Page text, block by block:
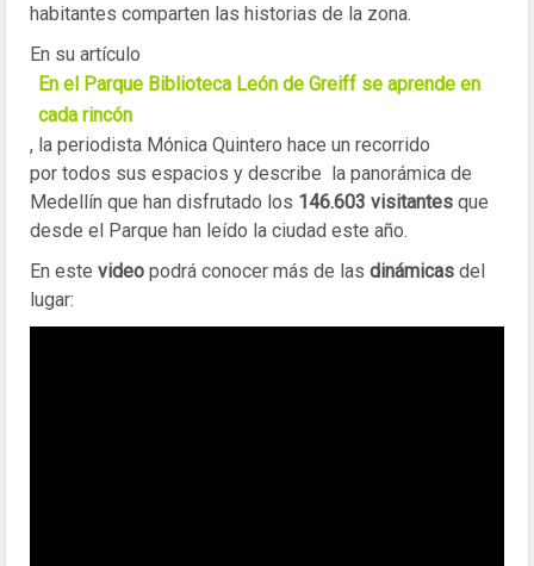
habitantes comparten las historias de la zona.
En su artículo
En el Parque Biblioteca León de Greiff se aprende en
cada rincón
, la periodista Mónica Quintero hace un recorrido
por todos sus espacios y describe la panorámica de
Medellín que han disfrutado los 146.603 visitantes que
desde el Parque han leído la ciudad este año.
En este video podrá conocer más de las dinámicas del
lugar: